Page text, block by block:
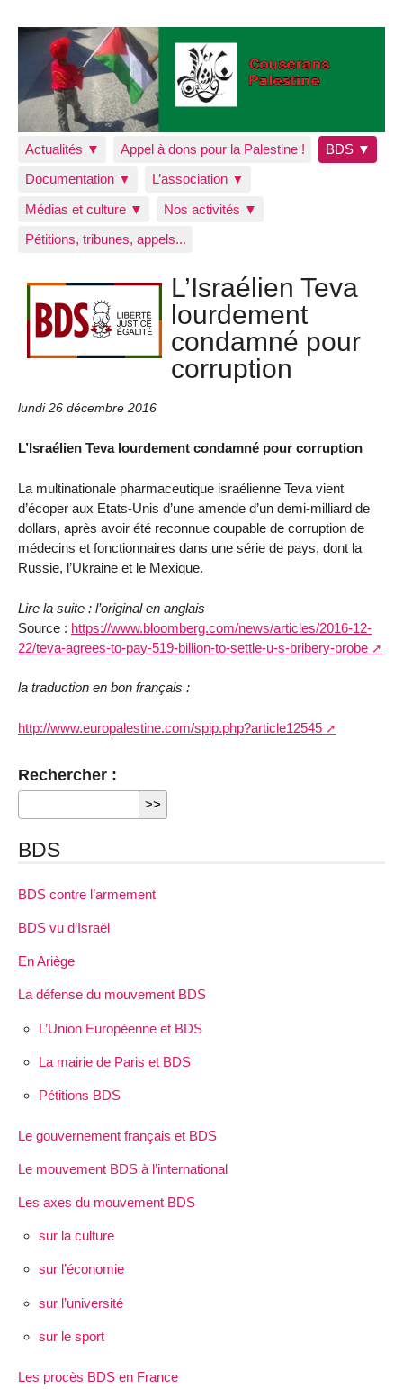
Actualités ▼ Appel à dons pour la Palestine !
BDS ▼
Documentation ▼
L’association ▼
Médias et culture ▼
Nos activités ▼
Pétitions, tribunes, appels...
L’Israélien Teva
lourdement
condamné pour
corruption
lundi 26 décembre 2016
L’Israélien Teva lourdement condamné pour corruption
La multinationale pharmaceutique israélienne Teva vient
d’écoper aux Etats-Unis d’une amende d’un demi-milliard de
dollars, après avoir été reconnue coupable de corruption de
médecins et fonctionnaires dans une série de pays, dont la
Russie, l’Ukraine et le Mexique.
Lire la suite : l’original en anglais
Source : https://www.bloomberg.com/news/articles/2016-12-
22/teva-agrees-to-pay-519-billion-to-settle-u-s-bribery-probe
la traduction en bon français :
http://www.europalestine.com/spip.php?article12545
Rechercher :
BDS
BDS contre l’armement
BDS vu d’Israël
En Ariège
La défense du mouvement BDS
L’Union Européenne et BDS
La mairie de Paris et BDS
Pétitions BDS
Le gouvernement français et BDS
Le mouvement BDS à l’international
Les axes du mouvement BDS
sur la culture
sur l’économie
sur l’université
sur le sport
Les procès BDS en France